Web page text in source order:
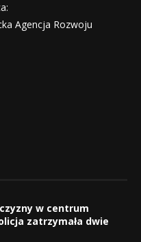
Agencja Rozwoju
w centrum
zatrzymała dwie